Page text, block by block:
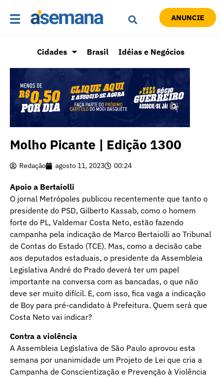
ANUNCIE
Cidades Brasil Idéias e Negócios
Molho Picante | Edição 1300
Redação agosto 11, 2023 00:24
Apoio a Bertaiolli
O jornal Metrópoles publicou recentemente que tanto o
presidente do PSD, Gilberto Kassab, como o homem
forte do PL, Valdemar Costa Neto, estão fazendo
campanha pela indicação de Marco Bertaiolli ao Tribunal
de Contas do Estado (TCE). Mas, como a decisão cabe
aos deputados estaduais, o presidente da Assembleia
Legislativa André do Prado deverá ter um papel
importante na conversa com as bancadas, o que não
deve ser muito difícil. E, com isso, fica vaga a indicação
de Boy para pré-candidato à Prefeitura. Quem será que
Costa Neto vai indicar?
Contra a violência
A Assembleia Legislativa de São Paulo aprovou esta
semana por unanimidade um Projeto de Lei que cria a
Campanha de Conscientização e Prevenção à Violência